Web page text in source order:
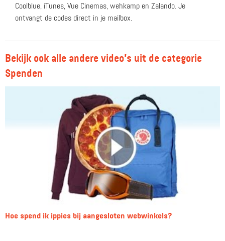
Coolblue, iTunes, Vue Cinemas, wehkamp en Zalando. Je
ontvangt de codes direct in je mailbox.
Bekijk ook alle andere video's uit de categorie
Spenden
Hoe spend ik ippies bij aangesloten webwinkels?